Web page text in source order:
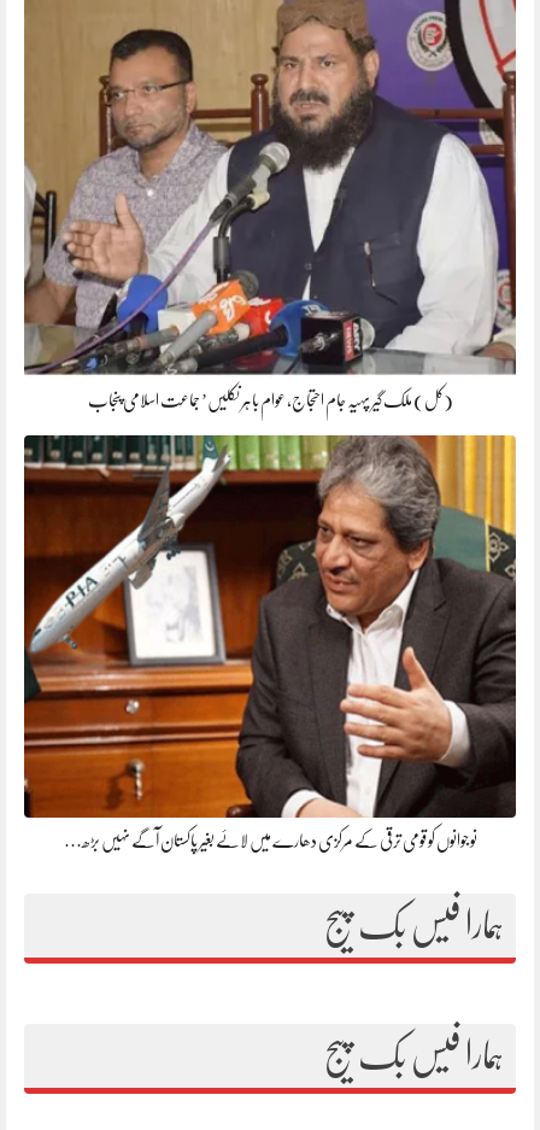
(کل) ملک گیر پہیہ جام احتجاج، عوام باہر نکلیں’ جماعت اسلامی پنجاب
نوجوانوں کو قومی ترقی کے مرکزی دھارے میں لائے بغیر پاکستان آگے نہیں بڑھ…
ہمارا فیس بک پیج
ہمارا فیس بک پیج